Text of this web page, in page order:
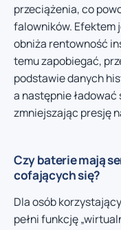
przeciążenia, co
falowników. Efektem
obniża rentowność
temu zapobiegać,
podstawie danych
a następnie
zmniejszając presję
Czy baterie mają
cofających się?
Dla osób
pełni funkcję